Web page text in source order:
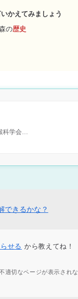
かえてみましょう
の歴史
科学会…
きるかな？
せる から教えてね！
適切なページが表示されな